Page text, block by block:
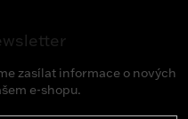
zasílat informace o nových
e-shopu.